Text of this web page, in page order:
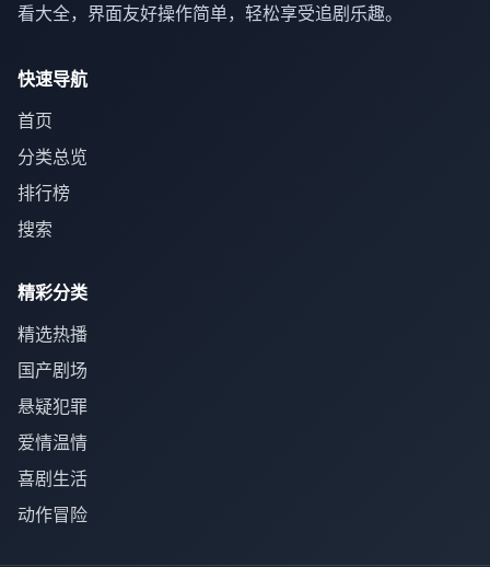
看大全，界面友好操作简单，轻松享受追剧乐趣。
快速导航
首页
分类总览
排行榜
搜索
精彩分类
精选热播
国产剧场
悬疑犯罪
爱情温情
喜剧生活
动作冒险